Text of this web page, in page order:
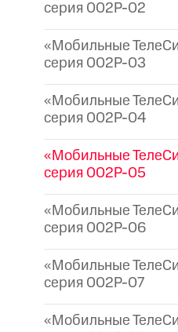
серия 002P-02
«Мобильные
серия 002P-03
«Мобильные
серия 002P-04
«Мобильные
серия 002P-05
«Мобильные
серия 002P-06
«Мобильные
серия 002P-07
«Мобильные